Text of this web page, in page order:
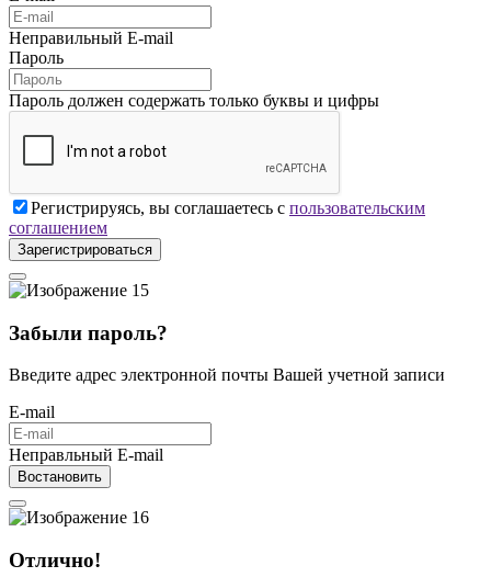
Неправильный E-mail
Пароль
Пароль должен содержать только буквы и цифры
Регистрируясь, вы соглашаетесь с пользовательским
соглашением
Зарегистрироваться
Забыли пароль?
Введите адрес электронной почты Вашей учетной записи
E-mail
Неправльный E-mail
Востановить
Отлично!